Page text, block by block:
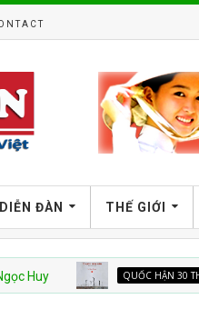
DIỄN ĐÀN THẾ GIỚI
QUỐC HẬN 30 THÁNG 4